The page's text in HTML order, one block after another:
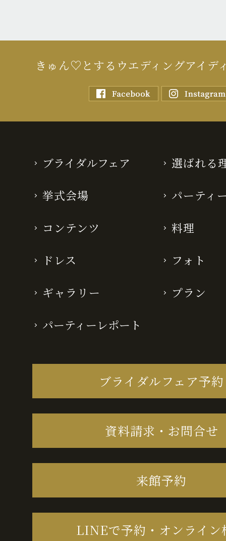
きゅん♡とするウエディングアイデ
ブライダルフェア 選ばれる
挙式会場 パーティ
コンテンツ 料理
ドレス フォト
ギャラリー プラン
パーティーレポート
ブライダルフェア予約
資料請求・お問合せ
来館予約
LINEで予約・オンライン